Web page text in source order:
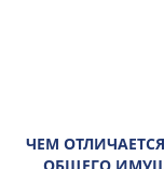
ЧЕМ